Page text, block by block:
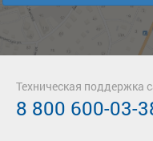
Техническая поддержка
8 800 600-03-